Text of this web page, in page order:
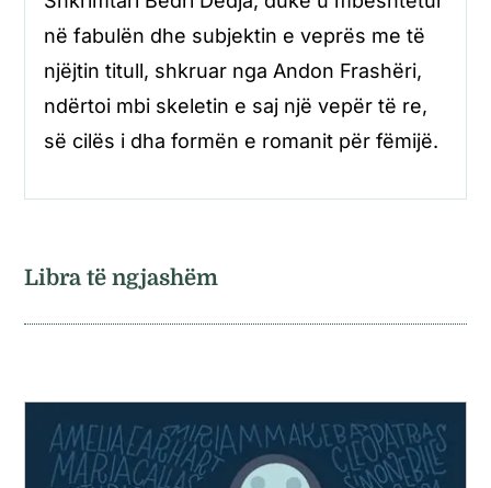
në fabulën dhe subjektin e veprës me të
njëjtin titull, shkruar nga Andon Frashëri,
ndërtoi mbi skeletin e saj një vepër të re,
së cilës i dha formën e romanit për fëmijë.
Libra të ngjashëm